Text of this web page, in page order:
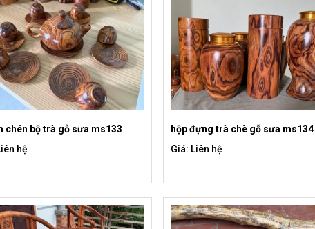
chén bộ trà gỗ sưa ms133
hệ
hộp đựng trà chè gỗ sưa ms134
Giá: Liên hệ